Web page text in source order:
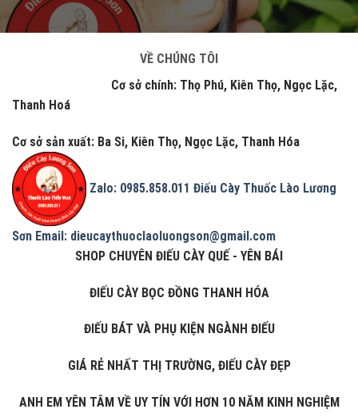
VỀ CHÚNG TÔI
Cơ sở chính: Thọ Phú, Kiên Thọ, Ngọc Lặc,
Thanh Hoá
Cơ sở sản xuất: Ba Si, Kiên Thọ, Ngọc Lặc, Thanh Hóa
Zalo: 0985.858.011 Điếu Cày Thuốc Lào Lương
Sơn Email: dieucaythuoclaoluongson@gmail.com
SHOP CHUYÊN ĐIẾU CÀY QUẾ - YÊN BÁI
ĐIẾU CÀY BỌC ĐỒNG THANH HÓA
ĐIẾU BÁT VÀ PHỤ KIỆN NGÀNH ĐIẾU
GIÁ RẺ NHẤT THỊ TRƯỜNG, ĐIẾU CÀY ĐẸP
ANH EM YÊN TÂM VỀ UY TÍN VỚI HƠN 10 NĂM KINH NGHIỆM